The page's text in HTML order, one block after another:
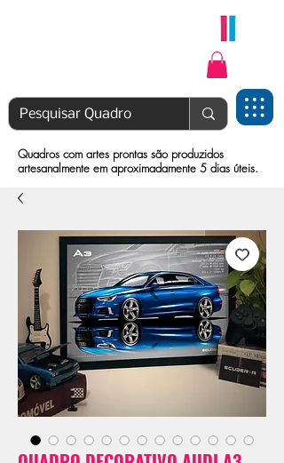
Quadros com artes prontas são produzidos
artesanalmente em aproximadamente 5 dias úteis.